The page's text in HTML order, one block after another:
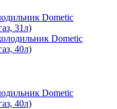
Dometic
31л)
Dometic
40л)